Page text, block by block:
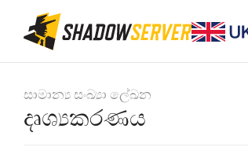
සාමාන්‍ය සංඛ්‍යා ලේඛන
දෘශ්‍යකරණය